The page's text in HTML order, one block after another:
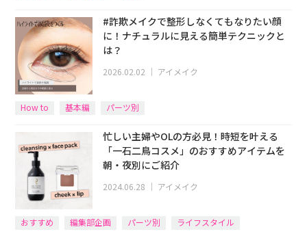
#詐欺メイクで整形しなくてもなりたい顔
に！ナチュラルに見える簡単テクニックと
は？
2026.02.02 ｜ アイメイク
How to 基本編 パーツ別
忙しい主婦やOLの方必見！時短を叶える
「一石二鳥コスメ」のおすすめアイテムを
朝・夜別にご紹介
2024.06.28 ｜ アイメイク
おすすめ 編集部企画 パーツ別 ライフスタイル